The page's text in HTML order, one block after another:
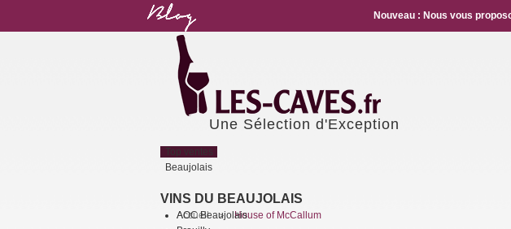
Une Sélection d'Exception
Top ventes
Beaujolais
VINS DU BEAUJOLAIS
AOC Beaujolais
Nouveau : Nous vous
Accueil
House of McCallum